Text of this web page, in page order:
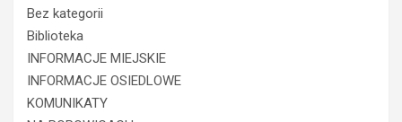
Bez kategorii
Biblioteka
INFORMACJE MIEJSKIE
INFORMACJE OSIEDLOWE
KOMUNIKATY